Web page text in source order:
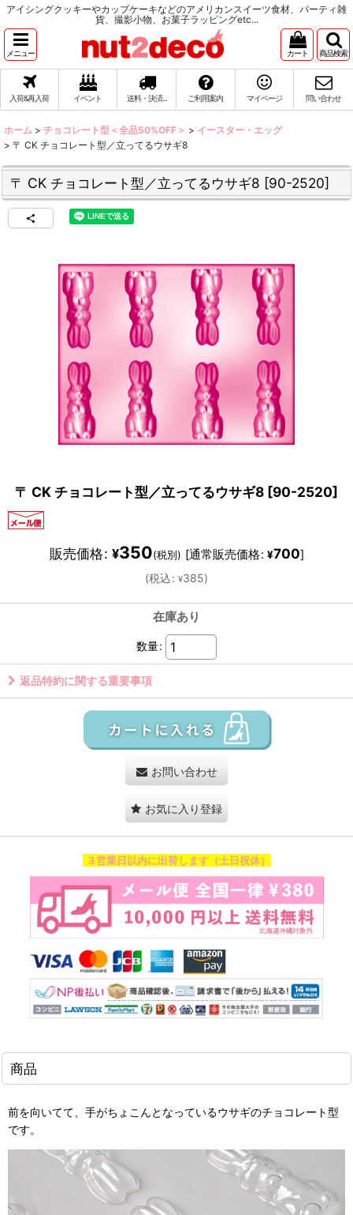
アイシングクッキーやカップケーキなどのアメリカンスイーツ食材、パーティ雑
貨、撮影小物、お菓子ラッピングetc...
メニュー カート 商品検索
入荷&再入荷 イベント 送料・決済... ご利用案内 マイページ 問い合わせ
ホーム > チョコレート型＜全品50%OFF＞ > イースター・エッグ
> 〒 CK チョコレート型／立ってるウサギ8
〒 CK チョコレート型／立ってるウサギ8 [90-2520]
〒 CK チョコレート型／立ってるウサギ8 [90-2520]
販売価格: ¥350(税別) [通常販売価格: ¥700]
(税込: ¥385)
在庫あり
数量:
返品特約に関する重要事項
お問い合わせ
お気に入り登録
３営業日以内に出荷します（土日祝休）
商品
前を向いてて、手がちょこんとなっているウサギのチョコレート型
です。